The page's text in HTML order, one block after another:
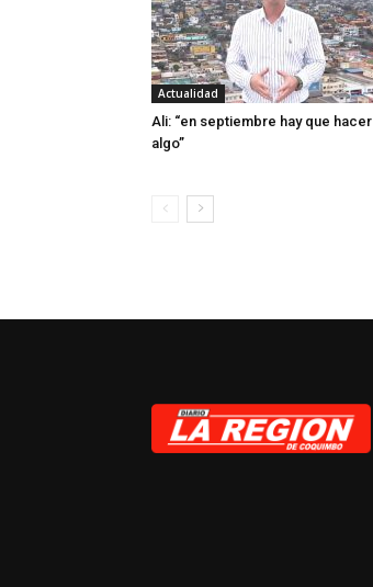
Actualidad
Ali: “en septiembre hay que hacer
algo”